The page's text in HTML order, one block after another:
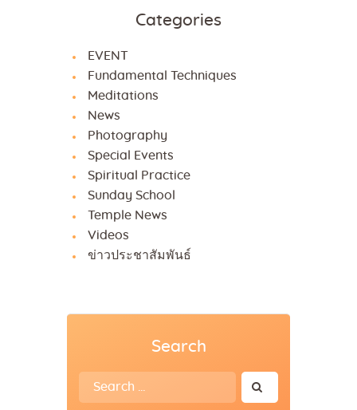
Categories
EVENT
Fundamental Techniques
Meditations
News
Photography
Special Events
Spiritual Practice
Sunday School
Temple News
Videos
ข่าวประชาสัมพันธ์
Search
Search
for: